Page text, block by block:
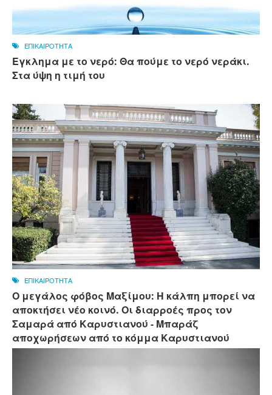
ΕΠΙΚΑΙΡΟΤΗΤΑ
Εγκλημα με το νερό: Θα πούμε το νερό νεράκι.
Στα ύψη η τιμή του
ΕΠΙΚΑΙΡΟΤΗΤΑ
Ο μεγάλος φόβος Μαξίμου: Η κάλπη μπορεί να
αποκτήσει νέο κοινό. Οι διαρροές προς τον
Σαμαρά από Καρυστιανού - Μπαράζ
αποχωρήσεων από το κόμμα Καρυστιανού